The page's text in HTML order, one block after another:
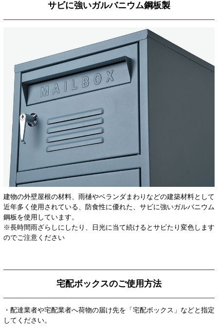
サビに強いガルバニウム鋼板製
建物の外壁屋根の材料、雨樋やベランダまわりなどの建築材料として
近年多く使用されている、防食性に優れた、サビに強いガルバニウム
鋼板を使用しています。
※長時間雨ざらしにしたり、日光に当て続けるとサビたり変色します
のでご注意ください
宅配ボックスのご使用方法
・配達業者や宅配業者へ荷物の届け先を「宅配ボックス」などと指定
してください。